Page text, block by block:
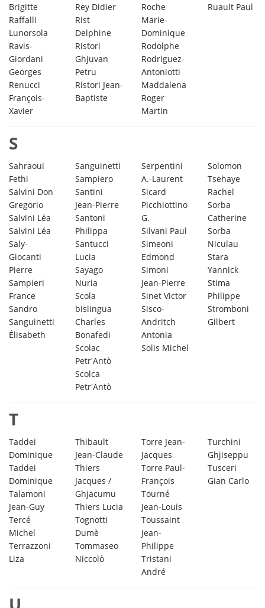
Brigitte
Raffalli
Lunorsola
Ravis-
Giordani
Georges
Renucci
François-
Xavier
Rey Didier
Rist
Delphine
Ristori
Ghjuvan
Petru
Ristori Jean-
Baptiste
Roche
Marie-
Dominique
Rodolphe
Rodriguez-
Antoniotti
Maddalena
Roger
Martin
Ruault Paul
S
Sahraoui
Fethi
Salvini Don
Gregorio
Salvini Léa
Salvini Léa
Saly-
Giocanti
Pierre
Sampieri
France
Sandro
Sanguinetti
Élisabeth
Sanguinetti
Sampiero
Santini
Jean-Pierre
Santoni
Philippa
Santucci
Lucia
Sayago
Nuria
Scola
bislingua
Charles
Bonafedi
Scolac
Petr'Antò
Scolca
Petr'Antò
Serpentini
A.-Laurent
Sicard
Picchiottino
G.
Silvani Paul
Simeoni
Edmond
Simoni
Jean-Pierre
Sinet Victor
Sisco-
Andritch
Antonia
Solis Michel
Solomon
Tsehaye
Rachel
Sorba
Catherine
Sorba
Niculau
Stara
Yannick
Stima
Philippe
Stromboni
Gilbert
T
Taddei
Dominique
Taddei
Dominique
Talamoni
Jean-Guy
Tercé
Michel
Terrazzoni
Liza
Thibault
Jean-Claude
Thiers
Jacques /
Ghjacumu
Thiers Lucia
Tognotti
Dumè
Tommaseo
Niccolò
Torre Jean-
Jacques
Torre Paul-
François
Tourné
Jean-Louis
Toussaint
Jean-
Philippe
Tristani
André
Turchini
Ghjiseppu
Tusceri
Gian Carlo